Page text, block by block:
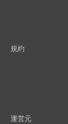
規約
運営元